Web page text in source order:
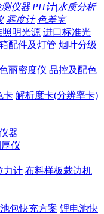
仪器 PH计|水质分析
雾度计 色差宝
明光源 进口标准光
配件及灯管 烟叶分级
丽密度仪 品控及配色
卡 解析度卡(分辨率卡)
器
仪
力计 布料样板裁边机
包快充方案 锂电池快